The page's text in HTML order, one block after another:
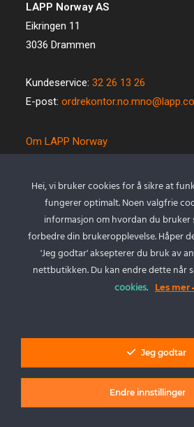
LAPP Norway AS
Eikringen 11
3036 Drammen
Kundeservice:32 26 13 26
E-post:
Om LAPP Norway
Kvalitet og miljø
Betingelser
Kontakt oss
Cookie policy
Personvernserklæring
Hei, vi bruker cookies for å sikre at
fungerer optimalt. Noen valgfrie
informasjon om hvordan du bruker
forbedre din brukeropplevelse. Håper
'Jeg godtar' aksepterer du bruk av
nettbutikken. Du kan endre dette når
cookies. Les mer
Jeg godtar
Endre innstillinger